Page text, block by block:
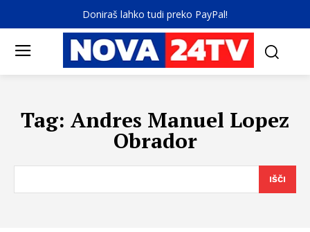
Doniraš lahko tudi preko PayPal!
Tag: Andres Manuel Lopez
Obrador
IŠČI